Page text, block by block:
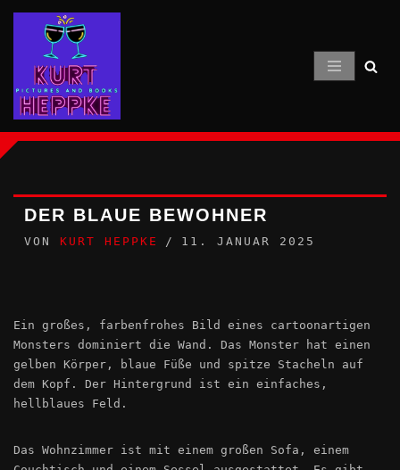
Inhalt
springen
DER BLAUE BEWOHNER
VON KURT HEPPKE 11. JANUAR 2025
Ein großes, farbenfrohes Bild eines cartoonartigen
Monsters dominiert die Wand. Das Monster hat einen
gelben Körper, blaue Füße und spitze Stacheln auf
dem Kopf. Der Hintergrund ist ein einfaches,
hellblaues Feld.
Das Wohnzimmer ist mit einem großen Sofa, einem